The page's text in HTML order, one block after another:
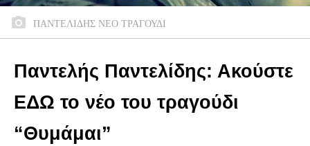
ΠΑΝΤΕΛΙΔΗΣ ΝΕΟ ΤΡΑΓΟΥΔΙ
Παντελής Παντελίδης: Ακούστε
ΕΔΩ το νέο του τραγούδι
“Θυμάμαι”